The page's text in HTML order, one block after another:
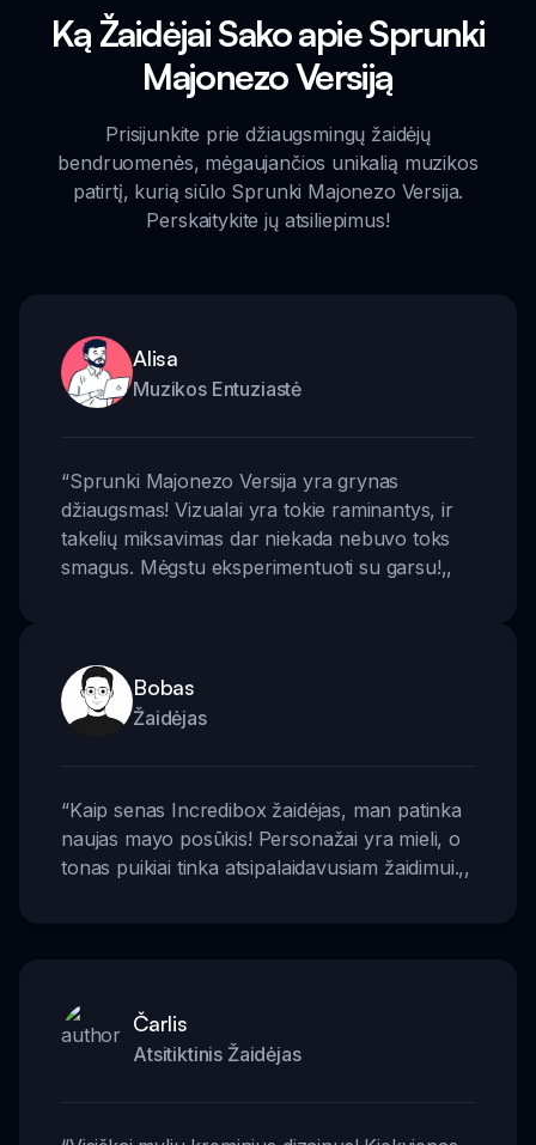
Ką Žaidėjai Sako apie Sprunki
Majonezo Versiją
Prisijunkite prie džiaugsmingų žaidėjų
bendruomenės, mėgaujančios unikalią muzikos
patirtį, kurią siūlo Sprunki Majonezo Versija.
Perskaitykite jų atsiliepimus!
Alisa
Muzikos Entuziastė
“Sprunki Majonezo Versija yra grynas
džiaugsmas! Vizualai yra tokie raminantys, ir
takelių miksavimas dar niekada nebuvo toks
smagus. Mėgstu eksperimentuoti su garsu!,,
Bobas
Žaidėjas
“Kaip senas Incredibox žaidėjas, man patinka
naujas mayo posūkis! Personažai yra mieli, o
tonas puikiai tinka atsipalaidavusiam žaidimui.,,
Čarlis
Atsitiktinis Žaidėjas